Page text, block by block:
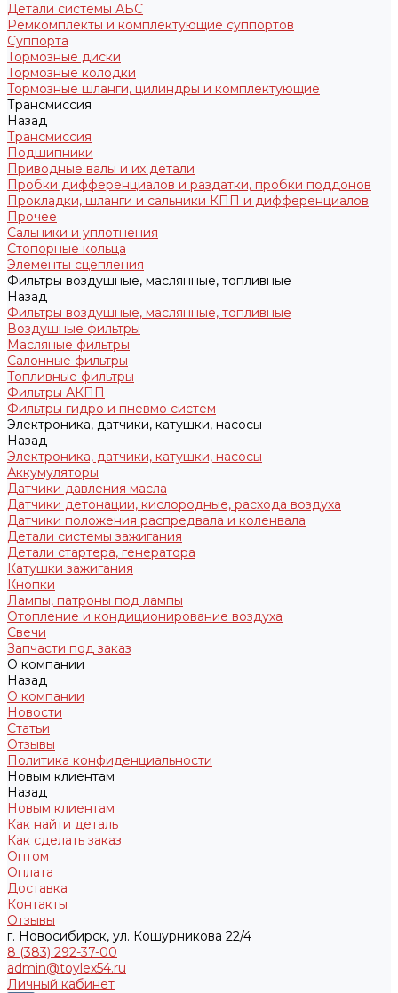
Детали системы АБС
Ремкомплекты и комплектующие суппортов
Суппорта
Тормозные диски
Тормозные колодки
Тормозные шланги, цилиндры и комплектующие
Трансмиссия
Назад
Трансмиссия
Подшипники
Приводные валы и их детали
Пробки дифференциалов и раздатки, пробки поддонов
Прокладки, шланги и сальники КПП и дифференциалов
Прочее
Сальники и уплотнения
Стопорные кольца
Элементы сцепления
Фильтры воздушные, маслянные, топливные
Назад
Фильтры воздушные, маслянные, топливные
Воздушные фильтры
Масляные фильтры
Салонные фильтры
Топливные фильтры
Фильтры АКПП
Фильтры гидро и пневмо систем
Электроника, датчики, катушки, насосы
Назад
Электроника, датчики, катушки, насосы
Аккумуляторы
Датчики давления масла
Датчики детонации, кислородные, расхода воздуха
Датчики положения распредвала и коленвала
Детали системы зажигания
Детали стартера, генератора
Катушки зажигания
Кнопки
Лампы, патроны под лампы
Отопление и кондиционирование воздуха
Свечи
Запчасти под заказ
О компании
Назад
О компании
Новости
Статьи
Отзывы
Политика конфиденциальности
Новым клиентам
Назад
Новым клиентам
Как найти деталь
Как сделать заказ
Оптом
Оплата
Доставка
Контакты
Отзывы
г. Новосибирск, ул. Кошурникова 22/4
8 (383) 292-37-00
admin@toylex54.ru
Личный кабинет